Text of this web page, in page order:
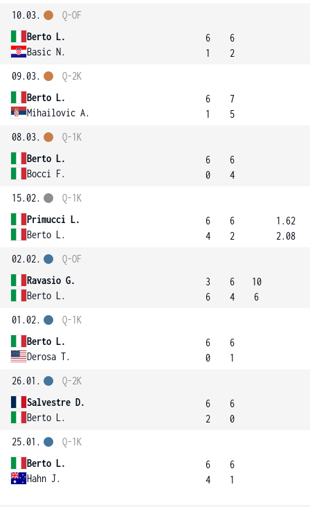
10.03.
Berto L.
Basic N.
Q-OF
6
1
6
2
09.03.
Berto L.
Mihailovic A.
Q-2K
6
1
7
5
08.03.
Berto L.
Bocci F.
Q-1K
6
0
6
4
15.02.
Primucci L.
Berto L.
Q-1K
6
4
6
2
1.62
2.08
02.02.
Ravasio G.
Berto L.
Q-OF
3
6
6
4
10
6
01.02.
Berto L.
Derosa T.
Q-1K
6
0
6
1
26.01.
Salvestre D.
Berto L.
Q-2K
6
2
6
0
25.01.
Berto L.
Hahn J.
Q-1K
6
4
6
1